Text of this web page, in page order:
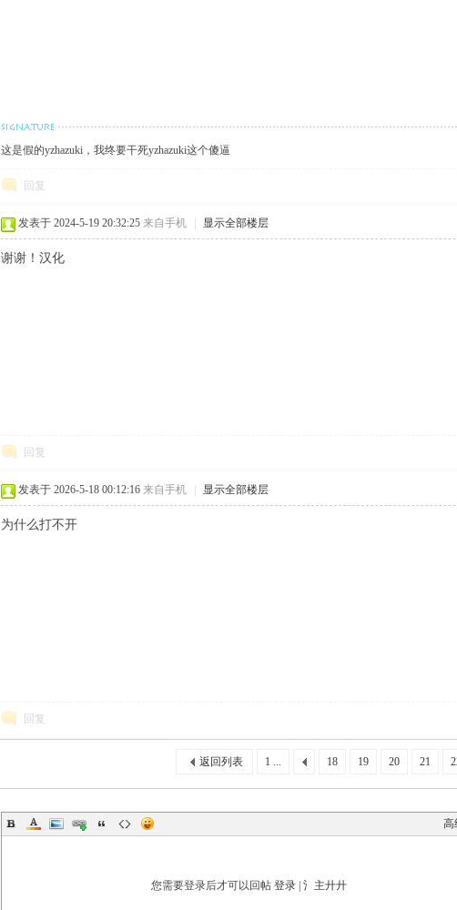
这是假的yzhazuki，我终要干死yzhazuki这个傻逼
回复
发表于 2024-5-19 20:32:25 来自手机 显示全部楼层
谢谢！汉化
回复
发表于 2026-5-18 00:12:16 来自手机 显示全部楼层
为什么打不开
回复
1 ... 18 19 20 21
返回列表
高
您需要登录后才可以回帖 登录 氵主廾廾